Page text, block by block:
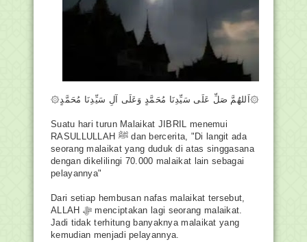
۞اَللهُمَّ صَلِّ عَلَى سَيِّدِنَا مُحَمَّدٍ وَعَلَى آلِ سَيِّدِنَا مُحَمَّدٍ۞
Suatu hari turun Malaikat JIBRIL menemui
RASULLULLAH ﷺ dan bercerita, "Di langit ada
seorang malaikat yang duduk di atas singgasana
dengan dikelilingi 70.000 malaikat lain sebagai
pelayannya"
Dari setiap hembusan nafas malaikat tersebut,
ALLAH ﷻ menciptakan lagi seorang malaikat.
Jadi tidak terhitung banyaknya malaikat yang
kemudian menjadi pelayannya.